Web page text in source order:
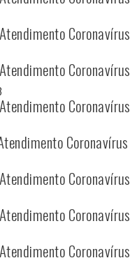
Coronavírus
Coronavírus
Coronavírus
Coronavírus
Coronavírus
Coronavírus
Coronavírus